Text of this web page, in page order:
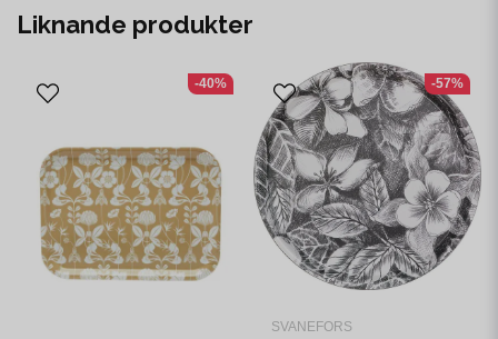
Liknande produkter
-40%
SVANEFORS
-57%